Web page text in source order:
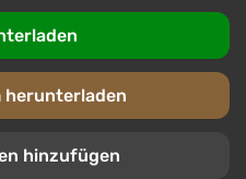
herunterladen
hinzufügen